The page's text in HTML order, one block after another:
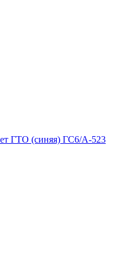
ГТО (синяя) ГС6/А-523